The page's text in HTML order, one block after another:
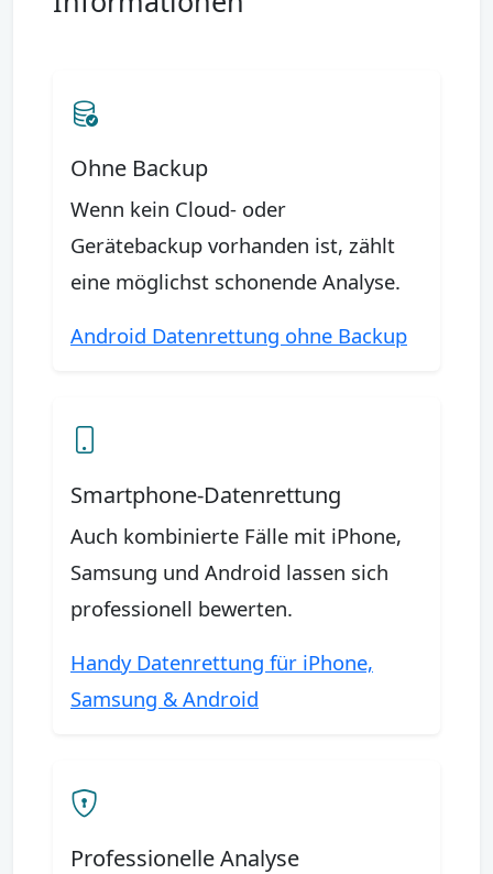
Ohne Backup
Wenn kein Cloud- oder
Gerätebackup vorhanden ist, zählt
eine möglichst schonende Analyse.
Android Datenrettung ohne Backup
Smartphone-Datenrettung
Auch kombinierte Fälle mit iPhone,
Samsung und Android lassen sich
professionell bewerten.
Handy Datenrettung für iPhone,
Samsung & Android
Professionelle Analyse